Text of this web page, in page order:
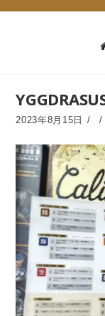
目
イ
ス2023年8月15日